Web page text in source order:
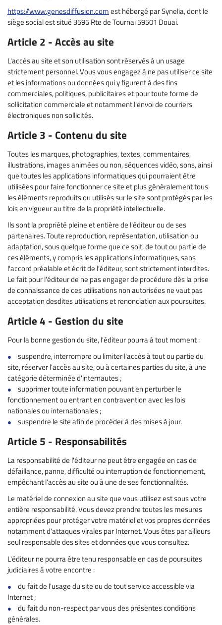
https://www.genesdiffusion.comest hébergé par Synelia, dont le
siège social est situé 3595 Rte de Tournai 59501 Douai.
Article 2 - Accès au site
L'accès au site et son utilisation sont réservés à un usage
strictement personnel. Vous vous engagez à ne pas utiliser ce site
et les informations ou données qui y figurent à des fins
commerciales, politiques, publicitaires et pour toute forme de
sollicitation commerciale et notamment l'envoi de courriers
électroniques non sollicités.
Article 3 - Contenu du site
Toutes les marques, photographies, textes, commentaires,
illustrations, images animées ou non, séquences vidéo, sons, ainsi
que toutes les applications informatiques qui pourraient être
utilisées pour faire fonctionner ce site et plus généralement tous
les éléments reproduits ou utilisés sur le site sont protégés par les
lois en vigueur au titre de la propriété intellectuelle.
Ils sont la propriété pleine et entière de l'éditeur ou de ses
partenaires. Toute reproduction, représentation, utilisation ou
adaptation, sous quelque forme que ce soit, de tout ou partie de
ces éléments, y compris les applications informatiques, sans
l'accord préalable et écrit de l'éditeur, sont strictement interdites.
Le fait pour l'éditeur de ne pas engager de procédure dès la prise
de connaissance de ces utilisations non autorisées ne vaut pas
acceptation desdites utilisations et renonciation aux poursuites.
Article 4 - Gestion du site
Pour la bonne gestion du site, l'éditeur pourra à tout moment :
suspendre, interrompre ou limiter l'accès à tout ou partie du
site, réserver l'accès au site, ou à certaines parties du site, à une
catégorie déterminée d'internautes ;
supprimer toute information pouvant en perturber le
fonctionnement ou entrant en contravention avec les lois
nationales ou internationales ;
suspendre le site afin de procéder à des mises à jour.
Article 5 - Responsabilités
La responsabilité de l'éditeur ne peut être engagée en cas de
défaillance, panne, difficulté ou interruption de fonctionnement,
empêchant l'accès au site ou à une de ses fonctionnalités.
Le matériel de connexion au site que vous utilisez est sous votre
entière responsabilité. Vous devez prendre toutes les mesures
appropriées pour protéger votre matériel et vos propres données
notamment d'attaques virales par Internet. Vous êtes par ailleurs
seul responsable des sites et données que vous consultez.
L'éditeur ne pourra être tenu responsable en cas de poursuites
judiciaires à votre encontre :
du fait de l'usage du site ou de tout service accessible via
Internet ;
du fait du non-respect par vous des présentes conditions
générales.